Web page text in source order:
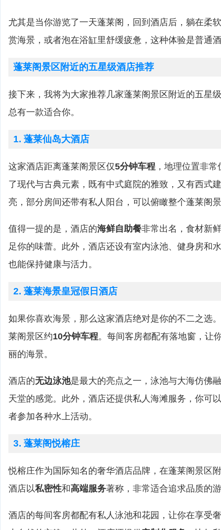
尤其是当你游览了一天蓬莱阁，回到酒店后，躺在柔
赏海景，或者泡在浴缸里舒缓疲惫，这种体验是普通
蓬莱阁景区附近的五星级酒店推荐
接下来，我将为大家推荐几家蓬莱阁景区附近的五星
总有一款适合你。
1. 蓬莱仙岛大酒店
这家酒店距离蓬莱阁景区仅5分钟车程 ，地理位置非
了现代与古典元素，既有中式庭院的雅致，又有西式
亮，部分房间还带有私人阳台，可以俯瞰整个蓬莱阁
值得一提的是，酒店的海鲜自助餐非常出名，食材新
足你的味蕾。此外，酒店还设有室内泳池、健身房和
也能保持健康与活力。
2. 蓬莱海景皇冠假日酒店
如果你喜欢海景，那么这家酒店绝对是你的不二之选
莱阁景区约10分钟车程。每间客房都配有落地窗，让
丽的海景。
酒店的无边泳池是最大的亮点之一，泳池与大海仿佛
天堂的感觉。此外，酒店还提供私人海滩服务，你可
者参加各种水上活动。
3. 蓬莱阁悦榕庄
悦榕庄作为国际知名的奢华酒店品牌，在蓬莱阁景区
酒店以私密性和高端服务著称，非常适合追求品质的
酒店的每间客房都配有私人泳池和花园，让你在享受